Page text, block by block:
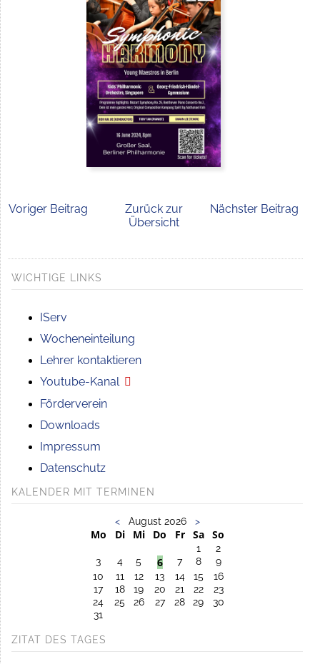
Voriger Beitrag
Zurück zur
Übersicht
Nächster Beitrag
WICHTIGE LINKS
IServ
Wocheneinteilung
Lehrer kontaktieren
Youtube-Kanal
Förderverein
Downloads
Impressum
Datenschutz
KALENDER MIT TERMINEN
< August 2026>
Mo Di Mi Do Fr Sa So
1
2
3
4 5 6 7 8
9
10
11 12 13 14 15
16
17
18 19 20 21 22
23
24
25 26 27 28 29
30
31
ZITAT DES TAGES